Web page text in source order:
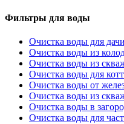
Фильтры для воды
Очистка воды для дачи
Очистка воды из
Очистка воды из
Очистка воды для
Очистка воды от
Очистка воды из
Очистка воды в
Очистка воды для